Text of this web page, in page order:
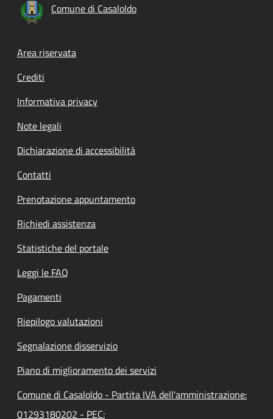
Comune di Casaloldo
Footer menu
Area riservata
Crediti
Informativa privacy
Note legali
Dichiarazione di accessibilità
Contatti
Prenotazione appuntamento
Richiedi assistenza
Statistiche del portale
Leggi le FAQ
Pagamenti
Riepilogo valutazioni
Segnalazione disservizio
Piano di miglioramento dei servizi
Comune di Casaloldo - Partita IVA dell'amministrazione:
01293180202 - PEC: